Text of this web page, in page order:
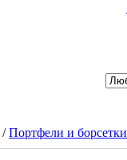
/Портфели и борсетки